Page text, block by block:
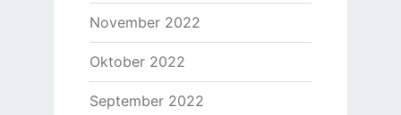
November 2022
Oktober 2022
September 2022